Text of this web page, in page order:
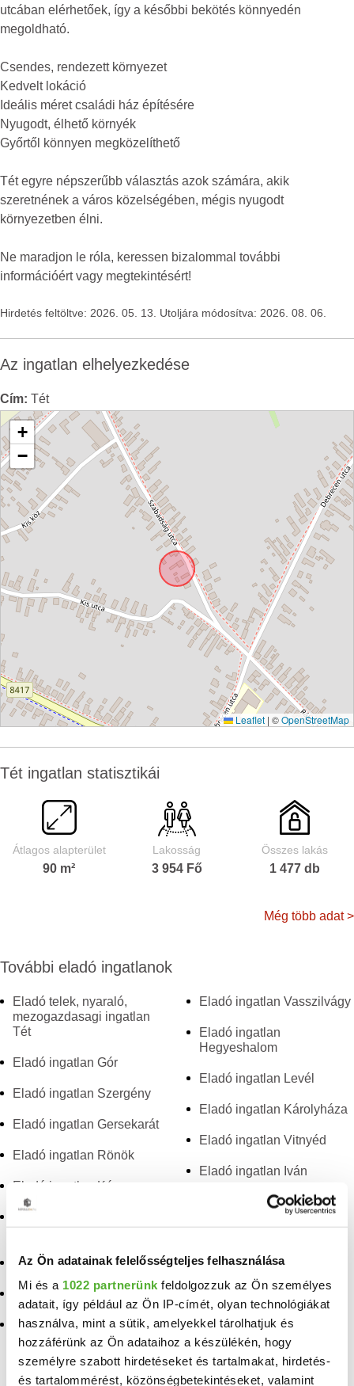
Az Ön adatainak felelősségteljes felhasználása
Mi és a 1022 partnerünk feldolgozzuk az Ön személyes
adatait, így például az Ön IP-címét, olyan technológiákat
használva, mint a sütik, amelyekkel tárolhatjuk és
hozzáférünk az Ön adataihoz a készülékén, hogy
személyre szabott hirdetéseket és tartalmakat, hirdetés-
és tartalommérést, közönségbetekintéseket, valamint
utcában elérhetőek, így a későbbi bekötés könnyedén
megoldható.
Csendes, rendezett környezet
Kedvelt lokáció
Ideális méret családi ház építésére
Nyugodt, élhető környék
Győrtől könnyen megközelíthető
Tét egyre népszerűbb választás azok számára, akik
szeretnének a város közelségében, mégis nyugodt
környezetben élni.
Ne maradjon le róla, keressen bizalommal további
információért vagy megtekintésért!
Hirdetés feltöltve: 2026. 05. 13. Utoljára módosítva: 2026. 08. 06.
Az ingatlan elhelyezkedése
Cím: Tét
+
−
Leaflet | ©OpenStreetMap
Tét ingatlan statisztikái
Átlagos alapterület
90 m²
Lakosság
3 954 Fő
Összes lakás
1 477 db
Még több adat >
További eladó ingatlanok
Eladó telek, nyaraló,
mezogazdasagi ingatlan
Tét
Eladó ingatlan Gór
Eladó ingatlan Szergény
Eladó ingatlan Gersekarát
Eladó ingatlan Rönök
Eladó ingatlan Kóny
Egyházashetye
Eladó ingatlan Harasztifalu
Eladó ingatlan Nárai
Eladó ingatlan
Jánossomorja
Eladó ingatlan Vasszilvágy
Eladó ingatlan
Hegyeshalom
Eladó ingatlan Levél
Eladó ingatlan Károlyháza
Eladó ingatlan Vitnyéd
Eladó ingatlan Iván
Eladó ingatlan Gencsapáti
Eladó ingatlan Csepreg
Eladó ingatlan
Tápszentmiklós